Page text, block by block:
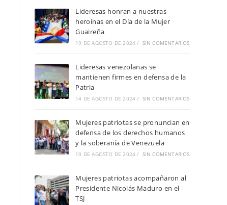
Lideresas honran a nuestras
heroínas en el Día de la Mujer
Guaireña
19 DE AGOSTO DE 2024 / SIN COMENTARIOS
Lideresas venezolanas se
mantienen firmes en defensa de la
Patria
14 DE AGOSTO DE 2024 / SIN COMENTARIOS
Mujeres patriotas se pronuncian en
defensa de los derechos humanos
y la soberanía de Venezuela
10 DE AGOSTO DE 2024 / SIN COMENTARIOS
Mujeres patriotas acompañaron al
Presidente Nicolás Maduro en el
TSJ